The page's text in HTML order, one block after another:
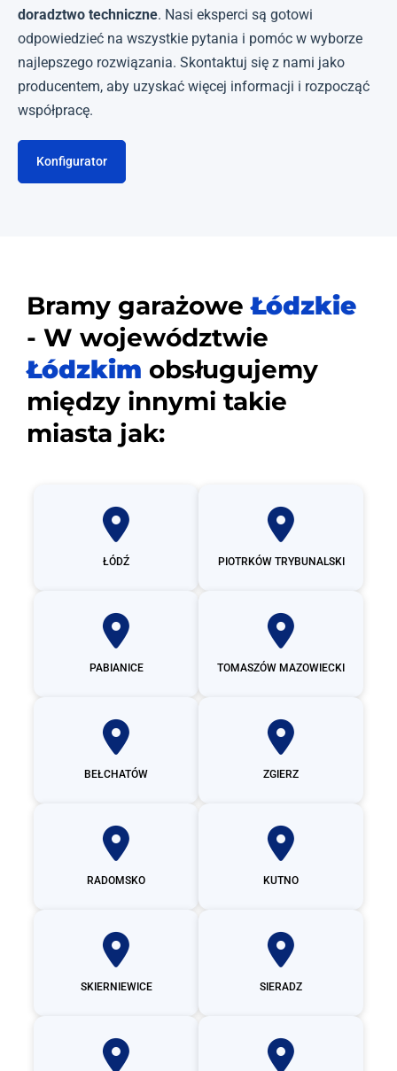
doradztwo techniczne. Nasi eksperci są gotowi
odpowiedzieć na wszystkie pytania i pomóc w wyborze
najlepszego rozwiązania. Skontaktuj się z nami jako
producentem, aby uzyskać więcej informacji i rozpocząć
współpracę.
Konfigurator
Bramy garażoweŁódzkie
- W województwie
Łódzkim obsługujemy
między innymi takie
miasta jak:
ŁÓDŹ PIOTRKÓW TRYBUNALSKI
PABIANICE TOMASZÓW MAZOWIECKI
BEŁCHATÓW ZGIERZ
RADOMSKO KUTNO
SKIERNIEWICE SIERADZ